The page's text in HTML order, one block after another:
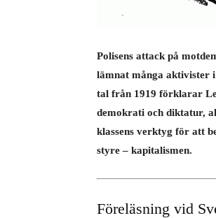
Polisens attack på
lämnat många aktivister
tal från 1919 förklarar
demokrati och diktatur,
klassens verktyg för att
styre – kapitalismen.
Föreläsning vid